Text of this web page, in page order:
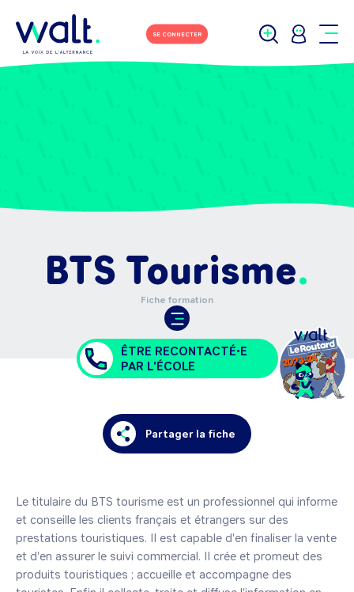
SE CONNECTER
BTS Tourisme
Fiche formation
ÊTRE RECONTACTÉ•E
PAR L'ÉCOLE
Partager la fiche
Le titulaire du BTS tourisme est un professionnel qui informe
et conseille les clients français et étrangers sur des
prestations touristiques. Il est capable d'en finaliser la vente
et d'en assurer le suivi commercial. Il crée et promeut des
produits touristiques ; accueille et accompagne des